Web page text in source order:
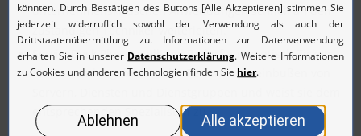
unternehmenskritischen Anwendungen schnell an den
zuständigen Techniker weiterleiten.
ServiceDesk Plus erstellt bei Bedarf automatisch Tickets
für Anwendungsfehler oder Performanceeinbußen von
entsprechenden Spezialisten zu.